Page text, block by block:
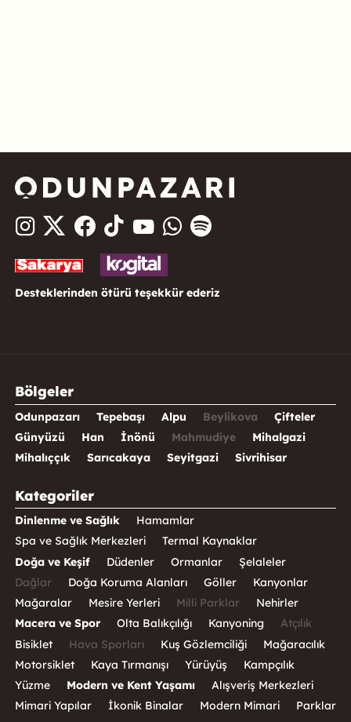
Desteklerinden ötürü teşekkür ederiz
Bölgeler
Odunpazarı Tepebaşı Alpu Beylikova
Çifteler
Günyüzü
Han İnönü Mahmudiye
Mihalgazi
Mihalıççık
Sarıcakaya Seyitgazi Sivrihisar
Kategoriler
Dinlenme ve Sağlık
Hamamlar
Spa ve Sağlık Merkezleri
Termal Kaynaklar
Doğa ve Keşif
Düdenler Ormanlar
Şelaleler
Dağlar
Doğa Koruma Alanları Göller
Kanyonlar
Mağaralar
Mesire Yerleri Milli Parklar
Nehirler
Macera ve Spor
Olta Balıkçılığı Kanyoning
Atçılık
Bisiklet
Hava Sporları Kuş Gözlemciliği
Mağaracılık
Motorsiklet
Kaya Tırmanışı Yürüyüş
Kampçılık
Yüzme
Modern ve Kent Yaşamı
Alışveriş Merkezleri
Mimari Yapılar
İkonik Binalar Modern Mimari
Parklar